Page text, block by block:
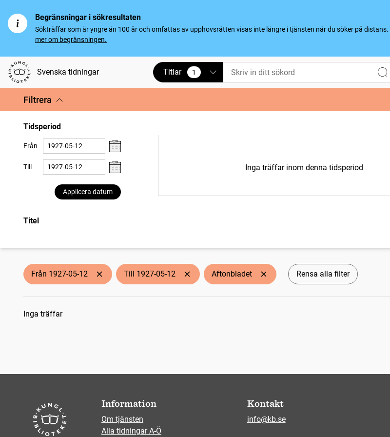
Begränsningar i sökresultaten
Sökträffar som är yngre än 100 år och omfattas av upphovsrätten visas inte längre i tjänsten när du söker på distans.
mer om begränsningen.
Svenska tidningar Titlar 1
vald
Filtrera
Tidsperiod
Från
Till
Applicera datum
Inga träffar inom denna tidsperiod
Titel
Från 1927-05-12 Till 1927-05-12 Aftonbladet Rensa alla filter
Sökresultat
Inga träffar
Information
Om tjänsten
Alla tidningar A-Ö
Kontakt
info@kb.se